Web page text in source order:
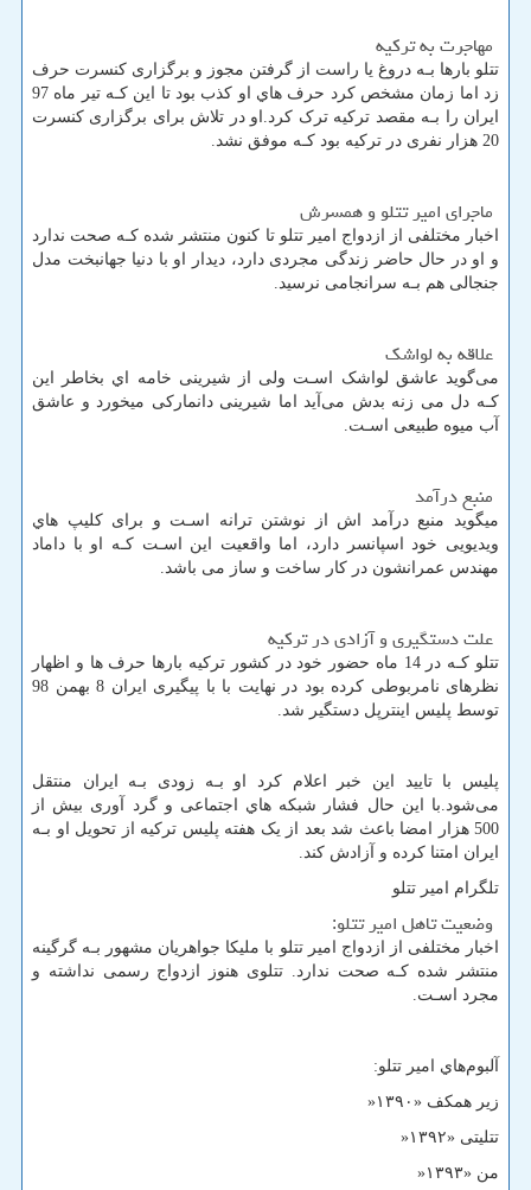
مهاجرت به ترکیه
تتلو بارها بـه دروغ یا راست از گرفتن مجوز و برگزاری کنسرت حرف
زد اما زمان مشخص کرد حرف هاي‌ او کذب بود تا این کـه تیر ماه 97
ایران را بـه مقصد ترکیه ترک کرد.او در تلاش برای برگزاری کنسرت
20 هزار نفری در ترکیه بود کـه موفق نشد.
ماجرای امیر تتلو و همسرش
اخبار مختلفی از ازدواج امیر تتلو تا کنون منتشر شده کـه صحت ندارد
و او در حال حاضر زندگی مجردی دارد، دیدار او با دنیا جهانبخت مدل
جنجالی هم بـه سرانجامی نرسید.
علاقه به لواشک
می‌گوید عاشق لواشک اسـت ولی از شیرینی خامه اي بخاطر این
کـه دل می زنه بدش می‌آید اما شیرینی دانمارکی میخورد و عاشق
آب میوه طبیعی اسـت.
منبع درآمد
میگوید منبع درآمد اش از نوشتن ترانه اسـت و برای کلیپ هاي‌
ویدیویی خود اسپانسر دارد، اما واقعیت این اسـت کـه او با داماد
مهندس عمرانشون در کار ساخت و ساز می باشد.
علت دستگیری و آزادی در ترکیه
تتلو کـه در 14 ماه حضور خود در کشور ترکیه بارها حرف ها و اظهار
نظرهای نامربوطی کرده بود در نهایت با با پیگیری ایران 8 بهمن 98
توسط پلیس اینترپل دستگیر شد.
پلیس با تایید این خبر اعلام کرد او بـه زودی بـه ایران منتقل
می‌شود.با این حال فشار شبکه هاي‌ اجتماعی و گرد آوری بیش از
500 هزار امضا باعث شد بعد از یک هفته پلیس ترکیه از تحویل او بـه
ایران امتنا کرده و آزادش کند.
تلگرام امیر تتلو
وضعیت تاهل امیر تتلو:
اخبار مختلفی از ازدواج امیر تتلو با ملیکا جواهریان مشهور بـه گرگینه
منتشر شده کـه صحت ندارد. تتلوی هنوز ازدواج رسمی نداشته و
مجرد اسـت.
آلبوم‌هاي‌ امیر تتلو:
زیر همکف «۱۳۹۰
»
تتلیتی «۱۳۹۲
»
من «۱۳۹۳
»